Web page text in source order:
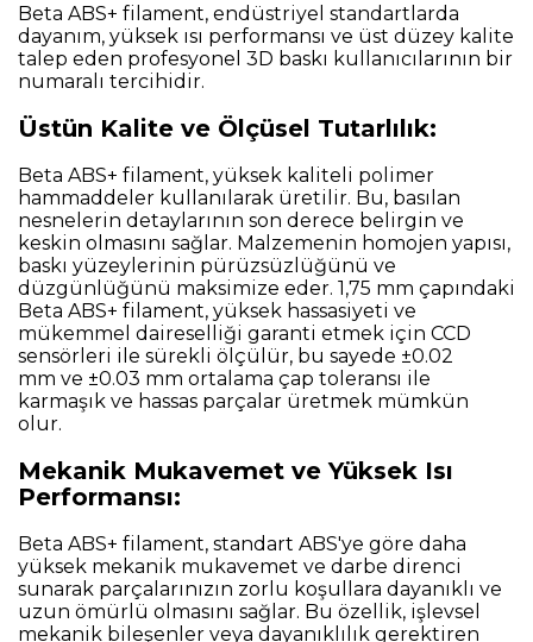
Beta ABS+ filament, endüstriyel standartlarda
dayanım, yüksek ısı performansı ve üst düzey kalite
talep eden profesyonel 3D baskı kullanıcılarının bir
numaralı tercihidir.
Üstün Kalite ve Ölçüsel Tutarlılık:
Beta ABS+ filament, yüksek kaliteli polimer
hammaddeler kullanılarak üretilir. Bu, basılan
nesnelerin detaylarının son derece belirgin ve
keskin olmasını sağlar. Malzemenin homojen yapısı,
baskı yüzeylerinin pürüzsüzlüğünü ve
düzgünlüğünü maksimize eder. 1,75 mm çapındaki
Beta ABS+ filament, yüksek hassasiyeti ve
mükemmel daireselliği garanti etmek için CCD
sensörleri ile sürekli ölçülür, bu sayede ±0.02
mm ve ±0.03 mm ortalama çap toleransı ile
karmaşık ve hassas parçalar üretmek mümkün
olur.
Mekanik Mukavemet ve Yüksek Isı
Performansı:
Beta ABS+ filament, standart ABS'ye göre daha
yüksek mekanik mukavemet ve darbe direnci
sunarak parçalarınızın zorlu koşullara dayanıklı ve
uzun ömürlü olmasını sağlar. Bu özellik, işlevsel
mekanik bileşenler veya dayanıklılık gerektiren